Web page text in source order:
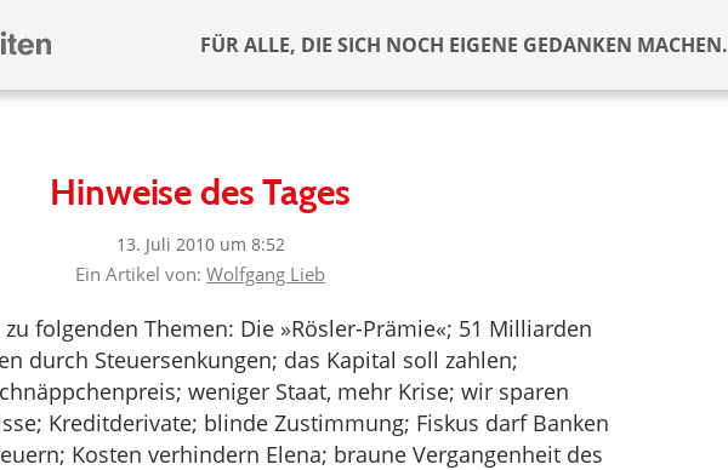
FÜR ALLE, DIE SICH NOCH EIGENE GEDANKEN MACHEN.
Hinweise des Tages
13. Juli 2010 um 8:52
Ein Artikel von: Wolfgang Lieb
folgenden Themen: Die »Rösler-Prämie«; 51 Milliarden
durch Steuersenkungen; das Kapital soll zahlen;
weniger Staat, mehr Krise; wir sparen
Kreditderivate; blinde Zustimmung; Fiskus darf Banken
Kosten verhindern Elena; braune Vergangenheit des